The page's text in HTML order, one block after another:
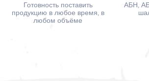
Готовность поставить
продукцию в любое время, в
любом объёме
АБН,